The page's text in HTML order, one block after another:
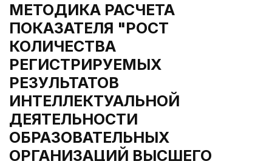
МЕТОДИКА РАСЧЕТА
ПОКАЗАТЕЛЯ "РОСТ
КОЛИЧЕСТВА
РЕГИСТРИРУЕМЫХ
РЕЗУЛЬТАТОВ
ИНТЕЛЛЕКТУАЛЬНОЙ
ДЕЯТЕЛЬНОСТИ
ОБРАЗОВАТЕЛЬНЫХ
ОРГАНИЗАЦИЙ ВЫСШЕГО